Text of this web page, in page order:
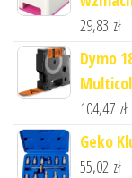
29,83 zł
Dymo
104,47 zł
Geko
55,02 zł